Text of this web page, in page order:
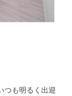
つも明るく出迎